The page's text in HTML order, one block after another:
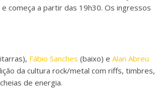
e começa a partir das 19h30. Os ingressos
Fábio Sanches (baixo) e Alan Abreu
da cultura rock/metal com riffs, timbres,
de energia.